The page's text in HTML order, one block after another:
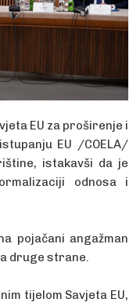
EU za proširenje i
EU /COELA/
istakavši da je
odnosa i
pojačani angažman
druge strane.
tijelom Savjeta EU,